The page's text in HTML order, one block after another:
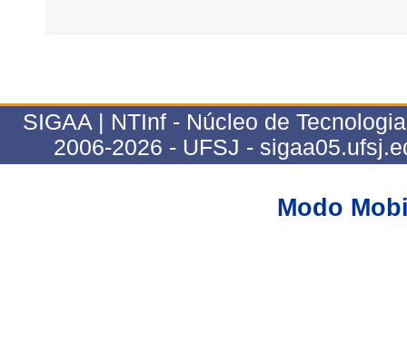
SIGAA | NTInf - Núcleo de
2006-2026 - UFSJ -
Modo